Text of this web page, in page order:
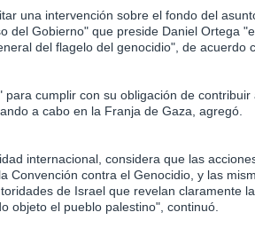
una intervención sobre el fondo del
del Gobierno" que preside Daniel Ortega
del flagelo del genocidio", de acuerdo
para cumplir con su obligación de
a cabo en la Franja de Gaza, agregó.
internacional, considera que las
Convención contra el Genocidio, y las
de Israel que revelan claramente
objeto el pueblo palestino", continuó.